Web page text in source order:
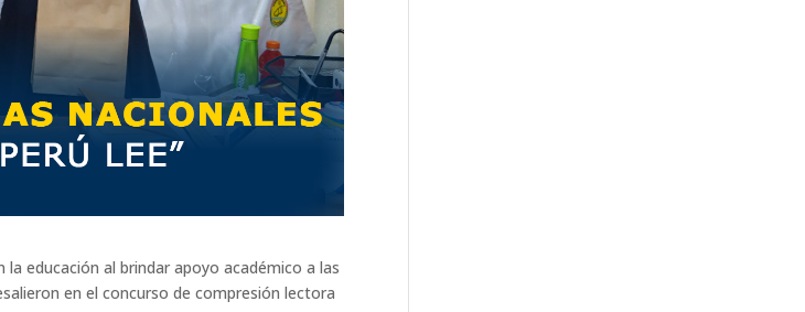
educación al brindar apoyo académico a las
en el concurso de compresión lectora